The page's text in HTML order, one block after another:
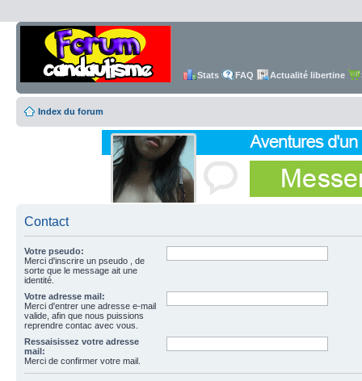
Stats FAQ Actualité libertine
Index du forum
Contact
Votre pseudo:
Merci d'inscrire un pseudo , de
sorte que le message ait une
identité.
Votre adresse mail:
Merci d'entrer une adresse e-mail
valide, afin que nous puissions
reprendre contac avec vous.
Ressaisissez votre adresse
mail:
Merci de confirmer votre mail.